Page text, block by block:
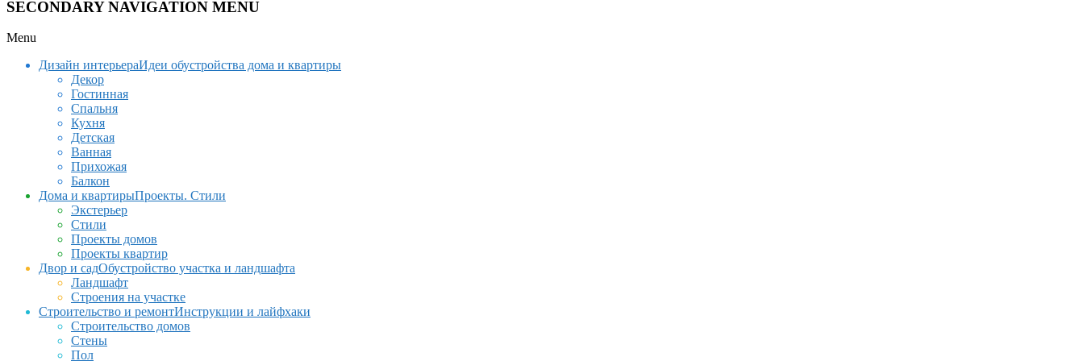
SECONDARY NAVIGATION MENU
Menu
Дизайн интерьераИдеи обустройства дома и квартиры
Декор
Гостинная
Спальня
Кухня
Детская
Ванная
Прихожая
Балкон
Дома и квартирыПроекты. Стили
Экстерьер
Стили
Проекты домов
Проекты квартир
Двор и садОбустройство участка и ландшафта
Ландшафт
Строения на участке
Строительство и ремонтИнструкции и лайфхаки
Строительство домов
Стены
Пол